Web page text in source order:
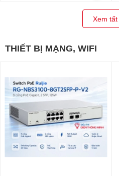
Xem tất
THIẾT BỊ MẠNG, WIFI